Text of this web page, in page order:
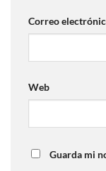
Correo
Web
Guarda mi